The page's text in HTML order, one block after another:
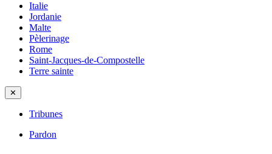
Italie
Jordanie
Malte
Pèlerinage
Rome
Saint-Jacques-de-Compostelle
Terre sainte
✕
Tribunes
Pardon